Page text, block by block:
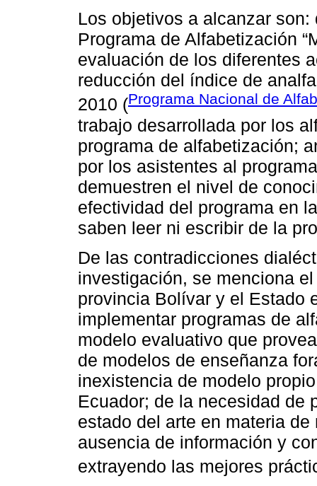
Los objetivos a alcanzar
Programa de Alfabetización
evaluación de los diferentes
reducción del índice de
2010 (Programa Nacional de
trabajo desarrollada por los
programa de alfabetización;
por los asistentes al
demuestren el nivel de
efectividad del programa en
saben leer ni escribir de la
De las contradicciones
investigación, se menciona
provincia Bolívar y el Estado
implementar programas de
modelo evaluativo que
de modelos de enseñanza
inexistencia de modelo
Ecuador; de la necesidad de
estado del arte en materia
ausencia de información y
extrayendo las mejores